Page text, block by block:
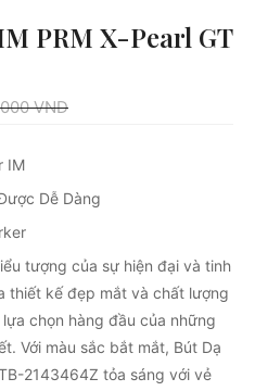
PRM X-Pearl GT
VND
IM
Dễ Dàng
tượng của sự hiện đại và tinh
thiết kế đẹp mắt và chất lượng
chọn hàng đầu của những
Với màu sắc bắt mắt, Bút Dạ
2143464Z tỏa sáng với vẻ